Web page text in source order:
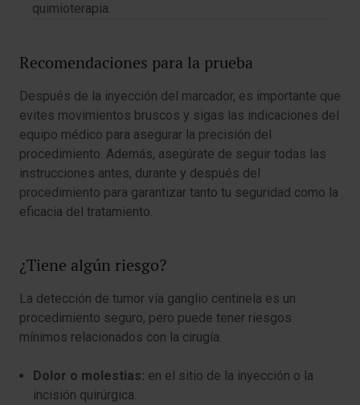
quimioterapia.
Recomendaciones para la prueba
Después de la inyección del marcador, es importante que
evites movimientos bruscos y sigas las indicaciones del
equipo médico para asegurar la precisión del
procedimiento. Además, asegúrate de seguir todas las
instrucciones antes, durante y después del
procedimiento para garantizar tanto tu seguridad como la
eficacia del tratamiento.
¿Tiene algún riesgo?
La detección de tumor vía ganglio centinela es un
procedimiento seguro, pero puede tener riesgos
mínimos relacionados con la cirugía:
Dolor o molestias: en el sitio de la inyección o la
incisión quirúrgica.